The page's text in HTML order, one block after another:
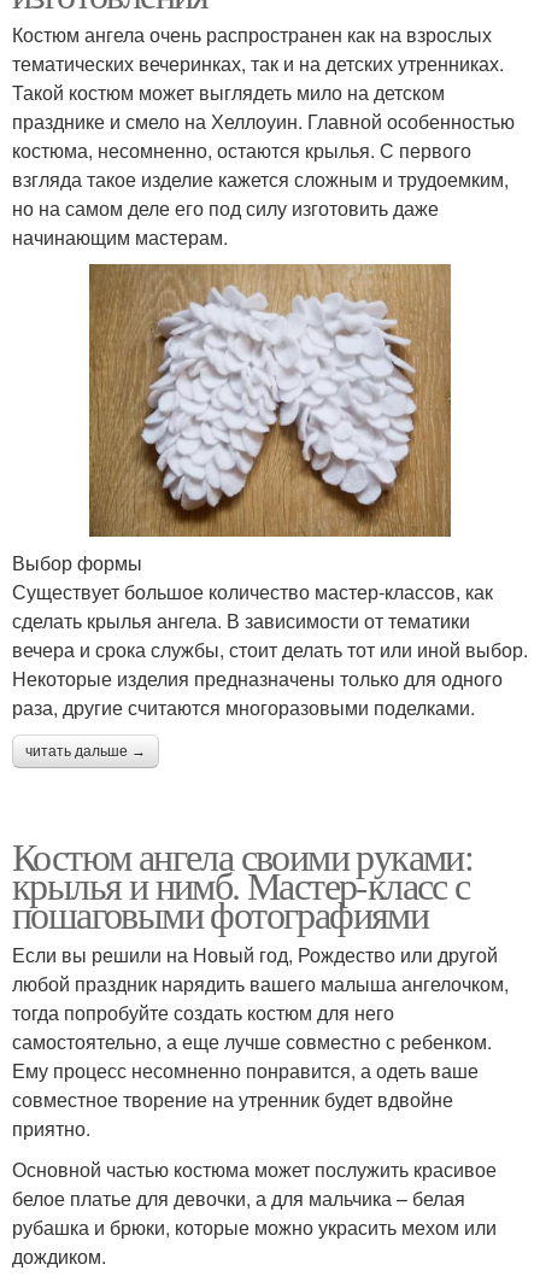
Костюм ангела очень распространен как на взрослых
тематических вечеринках, так и на детских утренниках.
Такой костюм может выглядеть мило на детском
празднике и смело на Хеллоуин. Главной особенностью
костюма, несомненно, остаются крылья. С первого
взгляда такое изделие кажется сложным и трудоемким,
но на самом деле его под силу изготовить даже
начинающим мастерам.
Выбор формы
Существует большое количество мастер-классов, как
сделать крылья ангела. В зависимости от тематики
вечера и срока службы, стоит делать тот или иной выбор.
Некоторые изделия предназначены только для одного
раза, другие считаются многоразовыми поделками.
читать дальше →
Костюм ангела своими руками:
крылья и нимб. Мастер-класс с
пошаговыми фотографиями
Если вы решили на Новый год, Рождество или другой
любой праздник нарядить вашего малыша ангелочком,
тогда попробуйте создать костюм для него
самостоятельно, а еще лучше совместно с ребенком.
Ему процесс несомненно понравится, а одеть ваше
совместное творение на утренник будет вдвойне
приятно.
Основной частью костюма может послужить красивое
белое платье для девочки, а для мальчика – белая
рубашка и брюки, которые можно украсить мехом или
дождиком.